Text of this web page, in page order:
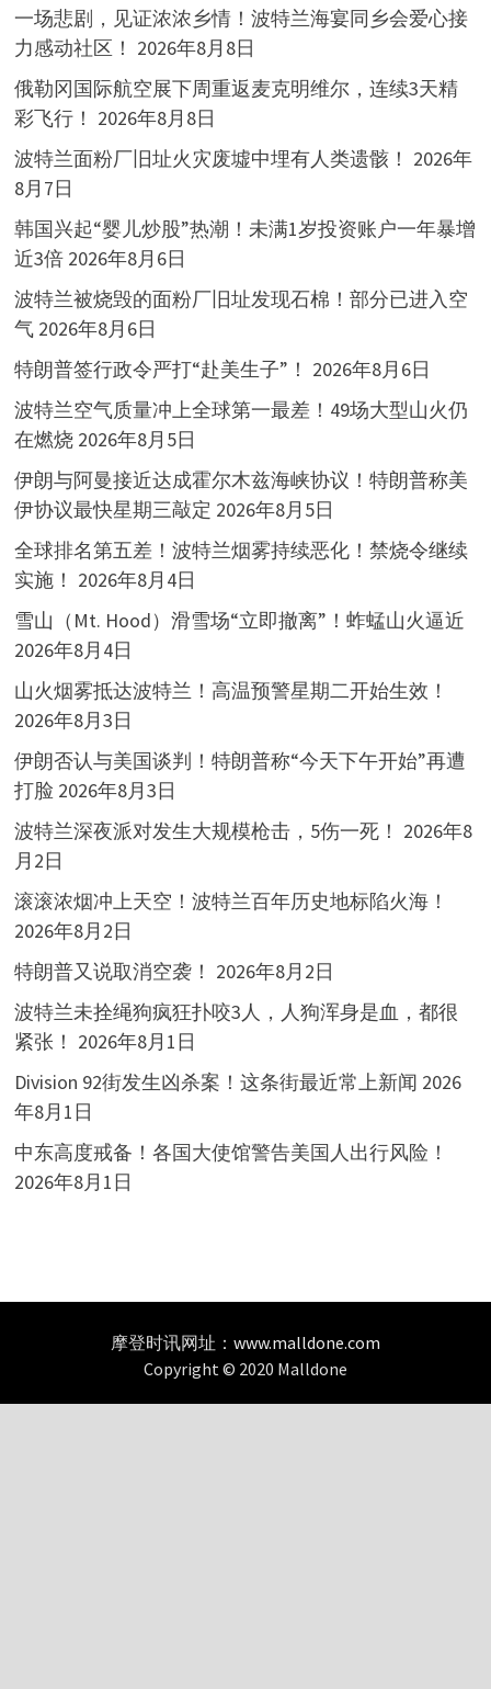
一场悲剧，见证浓浓乡情！波特兰海宴同乡会爱心接
力感动社区！ 2026年8月8日
俄勒冈国际航空展下周重返麦克明维尔，连续3天精
彩飞行！ 2026年8月8日
波特兰面粉厂旧址火灾废墟中埋有人类遗骸！ 2026年
8月7日
韩国兴起“婴儿炒股”热潮！未满1岁投资账户一年暴增
近3倍 2026年8月6日
波特兰被烧毁的面粉厂旧址发现石棉！部分已进入空
气 2026年8月6日
特朗普签行政令严打“赴美生子”！ 2026年8月6日
波特兰空气质量冲上全球第一最差！49场大型山火仍
在燃烧 2026年8月5日
伊朗与阿曼接近达成霍尔木兹海峡协议！特朗普称美
伊协议最快星期三敲定 2026年8月5日
全球排名第五差！波特兰烟雾持续恶化！禁烧令继续
实施！ 2026年8月4日
雪山（Mt. Hood）滑雪场“立即撤离”！蚱蜢山火逼近
2026年8月4日
山火烟雾抵达波特兰！高温预警星期二开始生效！
2026年8月3日
伊朗否认与美国谈判！特朗普称“今天下午开始”再遭
打脸 2026年8月3日
波特兰深夜派对发生大规模枪击，5伤一死！ 2026年8
月2日
滚滚浓烟冲上天空！波特兰百年历史地标陷火海！
2026年8月2日
特朗普又说取消空袭！ 2026年8月2日
波特兰未拴绳狗疯狂扑咬3人，人狗浑身是血，都很
紧张！ 2026年8月1日
Division 92街发生凶杀案！这条街最近常上新闻 2026
年8月1日
中东高度戒备！各国大使馆警告美国人出行风险！
2026年8月1日
摩登时讯网址： www.malldone.com
Copyright © 2020 Malldone